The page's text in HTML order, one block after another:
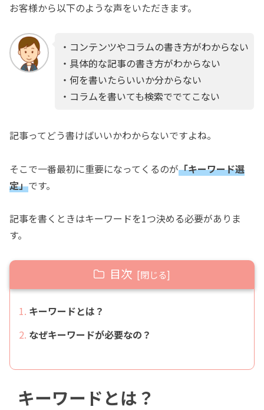
お客様から以下のような声をいただきます。
・コンテンツやコラムの書き方がわからない
・具体的な記事の書き方がわからない
・何を書いたらいいか分からない
・コラムを書いても検索ででてこない
記事ってどう書けばいいかわからないですよね。
そこで一番最初に重要になってくるのが「キーワード選
定」です。
記事を書くときはキーワードを1つ決める必要がありま
す。
目次
キーワードとは？
なぜキーワードが必要なの？
キーワードとは？